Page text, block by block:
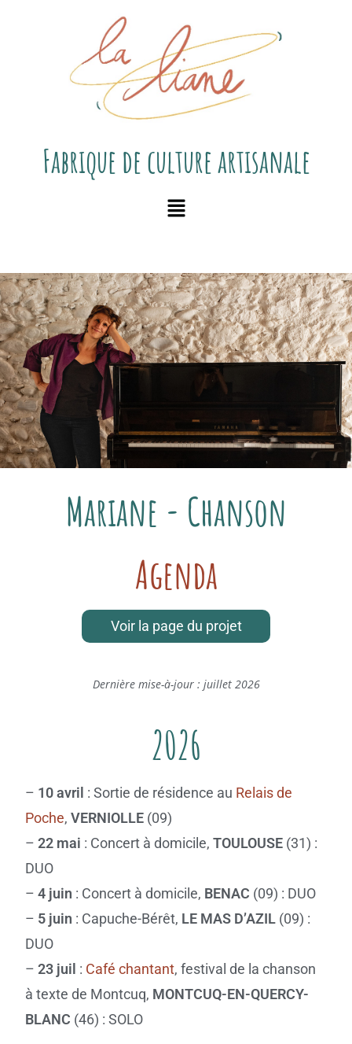
Fabrique de culture artisanale
Mariane - Chanson
Agenda
Voir la page du projet
Dernière mise-à-jour : juillet 2026
2026
– 10 avril : Sortie de résidence au Relais de
Poche,VERNIOLLE (09)
–22 mai : Concert à domicile,TOULOUSE (31) :
DUO
–4 juin : Concert à domicile, BENAC (09) : DUO
– 5 juin : Capuche-Bérêt, LE MAS D’AZIL (09) :
DUO
–23 juil : Café chantant, festival de la chanson
à texte de Montcuq, MONTCUQ-EN-QUERCY-
BLANC (46) : SOLO